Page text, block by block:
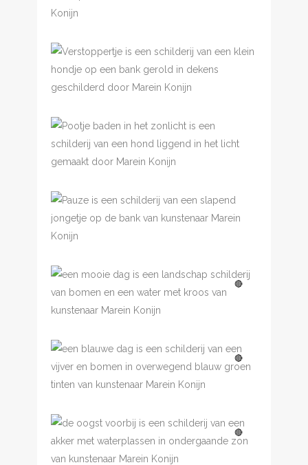
Verstoppertje
Pootje baden in het
zonlicht
Pauze
🔴
Een mooie dag
🔴
Een blauwe dag
🔴
De oogst voorbij